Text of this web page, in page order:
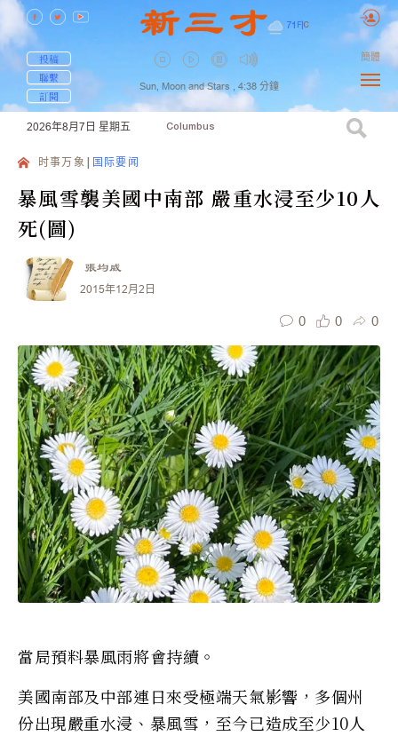
71 F| C
投稿
聯繫
訂閱
Sun, Moon and Stars , 4:38 分鐘
簡體
2026年8月7日 星期五 Columbus
时事万象 国际要闻
暴風雪襲美國中南部 嚴重水浸至少10人
死(圖)
張均威
2015年12月2日
0 0 0
當局預料暴風雨將會持續。
美國南部及中部連日來受極端天氣影響，多個州
份出現嚴重水浸、暴風雪，至今已造成至少10人